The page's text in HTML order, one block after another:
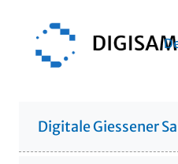
Digitale Giessener